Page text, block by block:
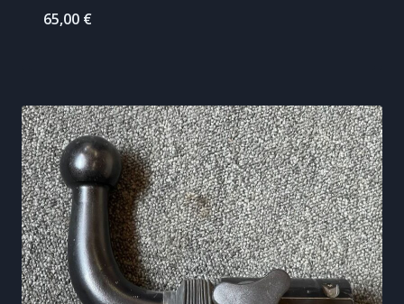
65,00 €